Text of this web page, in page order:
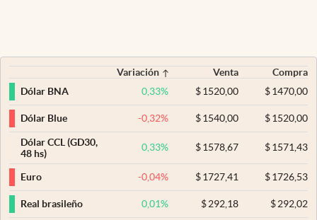
Variación Venta
Compra
Dólar BNA
0,33% $ 1520,00 $1470,00
Dólar Blue -0,32% $ 1540,00 $1520,00
Dólar CCL (GD30,
48 hs)
0,33% $ 1578,67 $1571,43
Euro -0,04% $ 1727,41 $1726,53
Real brasileño 0,01% $ 292,18 $292,02